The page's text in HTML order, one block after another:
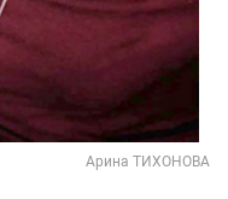
Арина ТИХОНОВА